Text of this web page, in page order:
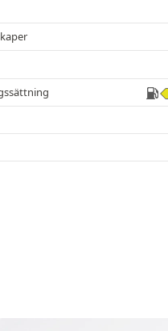
72